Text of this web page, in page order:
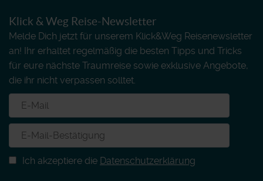
Klick & Weg Reise-Newsletter
Melde Dich jetzt für unserem Klick&Weg Reisenewsletter
an! Ihr erhaltet regelmäßig die besten Tipps und Tricks
für eure nächste Traumreise sowie exklusive Angebote,
die ihr nicht verpassen solltet.
Ich akzeptiere die Datenschutzerklärung